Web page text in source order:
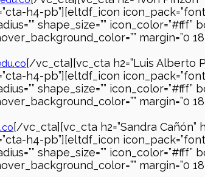
h4-pb”][eltdf_icon
shape_size=””
margin=”0
[/vc_cta][vc_cta h2=”Luis Alberto
h4-pb”][eltdf_icon
shape_size=””
margin=”0
[/vc_cta][vc_cta h2=”Sandra Cañón”
h4-pb”][eltdf_icon
shape_size=””
margin=”0